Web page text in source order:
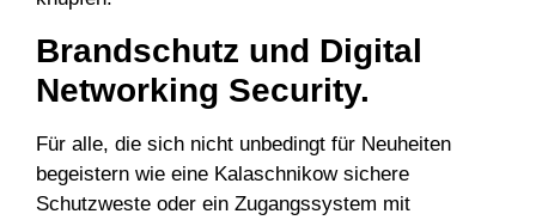
Brandschutz und Digital
Networking Security.
Für alle, die sich nicht unbedingt für Neuheiten
begeistern wie eine Kalaschnikow sichere
Schutzweste oder ein Zugangssystem mit